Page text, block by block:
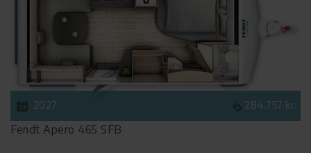
2027 284.757 kr.
Fendt Apero 465 SFB